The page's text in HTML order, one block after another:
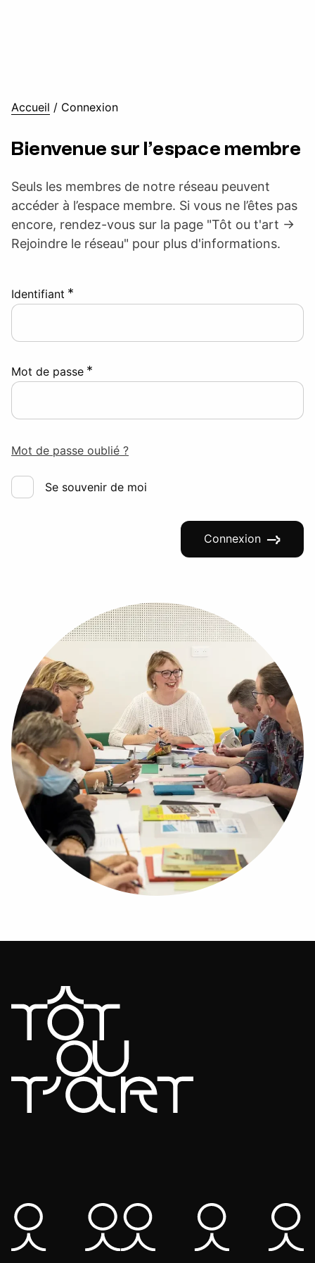
Accueil / Connexion
Bienvenue sur l’espace membre
Seuls les membres de notre réseau peuvent
accéder à l’espace membre. Si vous ne l’êtes pas
encore, rendez-vous sur la page "Tôt ou t'art ->
Rejoindre le réseau" pour plus d'informations.
Identifiant *
Mot de passe *
Mot de passe oublié ?
Se souvenir de moi
Connexion